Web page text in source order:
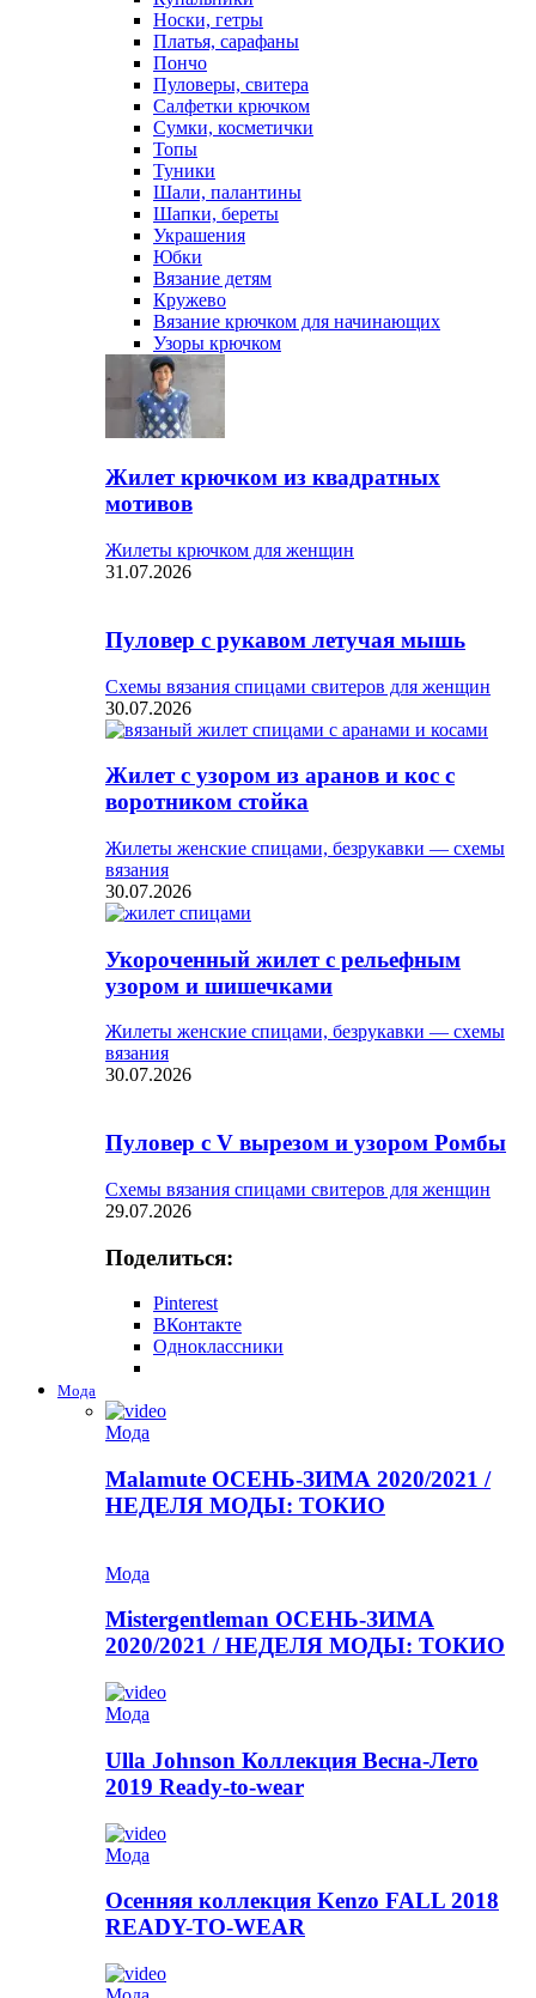
Носки, гетры
Платья, сарафаны
Пончо
Пуловеры, свитера
Салфетки крючком
Сумки, косметички
Топы
Туники
Шали, палантины
Шапки, береты
Украшения
Юбки
Вязание детям
Кружево
Вязание крючком для начинающих
Узоры крючком
Жилет крючком из квадратных
мотивов
Жилеты крючком для женщин
31.07.2026
Пуловер с рукавом летучая мышь
Схемы вязания спицами свитеров для женщин
30.07.2026
Жилет с узором из аранов и кос с
воротником стойка
Жилеты женские спицами, безрукавки — схемы
вязания
30.07.2026
Укороченный жилет с рельефным
узором и шишечками
Жилеты женские спицами, безрукавки — схемы
вязания
30.07.2026
Пуловер с V вырезом и узором Ромбы
Схемы вязания спицами свитеров для женщин
29.07.2026
Поделиться:
Pinterest
ВКонтакте
Одноклассники
Мода
Мода
Malamute ОСЕНЬ-ЗИМА 2020/2021 /
НЕДЕЛЯ МОДЫ: ТОКИО
Мода
Mistergentleman ОСЕНЬ-ЗИМА
2020/2021 / НЕДЕЛЯ МОДЫ: ТОКИО
Мода
Ulla Johnson Коллекция Весна-Лето
2019 Ready-to-wear
Мода
Осенняя коллекция Kenzo FALL 2018
READY-TO-WEAR